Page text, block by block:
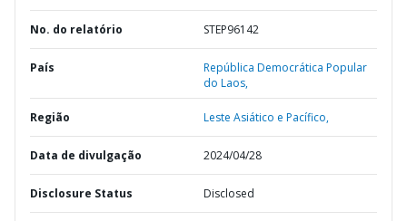
No. do relatório STEP96142
País
República Democrática Popular
do Laos,
Região Leste Asiático e Pacífico,
Data de divulgação 2024/04/28
Disclosure Status Disclosed